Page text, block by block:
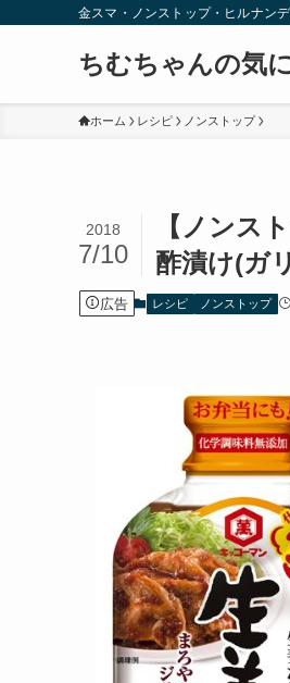
金スマ・ノンストップ・ヒルナン
ちむちゃんの気
ホーム レシピ ノンストップ
【ノンス
酢漬け(ガ
2018
7/10
広告 レシピ ノンストップ